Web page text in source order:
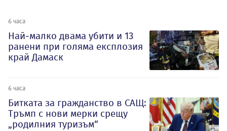
6 часа
Най-малко двама убити и 13
ранени при голяма експлозия
край Дамаск
6 часа
Битката за гражданство в САЩ:
Тръмп с нови мерки срещу
„родилния туризъм“